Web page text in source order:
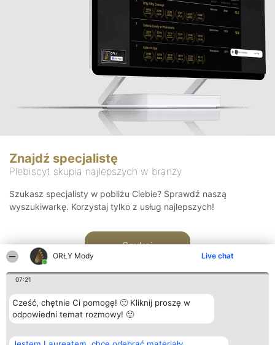
ORŁY Mody Live chat
07:21
Cześć, chętnie Ci pomogę! 🙂 Kliknij proszę w
odpowiedni temat rozmowy! 🙂
Znajdź specjalistę
Plebiscyt skupia najlepszych w branży
Szukasz specjalisty w pobliżu Ciebie? Sprawdź naszą
wyszukiwarkę. Korzystaj tylko z usług najlepszych!
Szukaj
Organizator plebiscytu Plebiscyt Kontakt